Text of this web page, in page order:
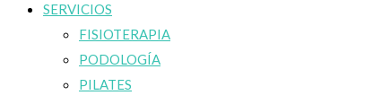
SERVICIOS
FISIOTERAPIA
PODOLOGÍA
PILATES